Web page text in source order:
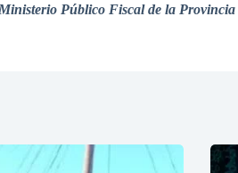
Público Fiscal de la Provincia